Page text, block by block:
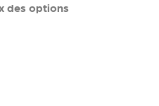
des options